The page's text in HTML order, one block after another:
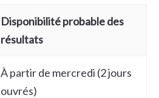
Disponibilité probable des
résultats
À partir de mercredi (2 jours
ouvrés)